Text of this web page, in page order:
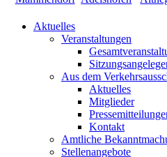
Aktuelles
Veranstaltungen
Aus dem
Aktuelles
Mitglieder
Kontakt
Amtliche
Stellenangebote